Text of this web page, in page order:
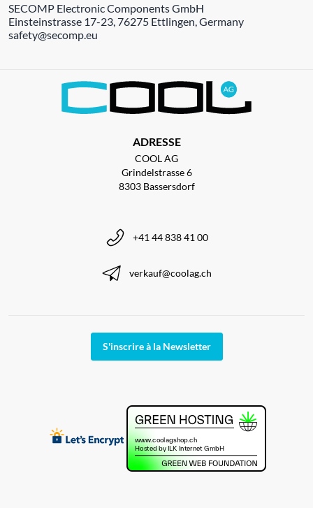
SECOMP Electronic Components GmbH
Einsteinstrasse 17-23, 76275 Ettlingen, Germany
safety@secomp.eu
ADRESSE
COOL AG
Grindelstrasse 6
8303 Bassersdorf
+41 44 838 41 00
verkauf@coolag.ch
S'inscrire à la Newsletter